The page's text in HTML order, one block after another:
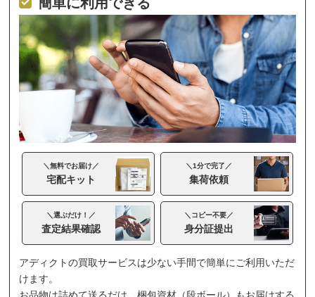
＼無料でお届け／
宅配キット
＼1分で完了／
集荷依頼
＼選ぶだけ！／
査定結果確認
＼コピー不要／
身分証提出
アディクトの買取サービスは少ない手間で簡単にご利用いただ
けます。